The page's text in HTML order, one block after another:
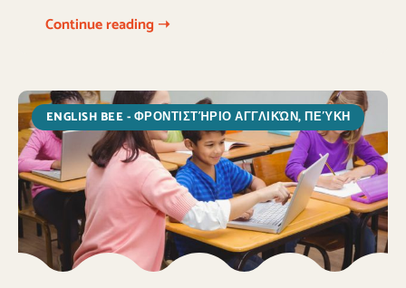
Continue reading ➝
ENGLISH BEE - ΦΡΟΝΤΙΣΤΉΡΙΟ ΑΓΓΛΙΚΏΝ, ΠΕΎΚΗ